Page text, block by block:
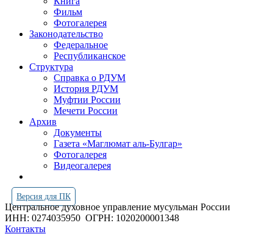
Фильм
Фотогалерея
Законодательство
Федеральное
Республиканское
Структура
Справка о РДУМ
История РДУМ
Муфтии России
Мечети России
Архив
Документы
Газета «Маглюмат аль-Булгар»
Фотогалерея
Видеогалерея
Версия для ПК
Центральное духовное управление мусульман России
ИНН: 0274035950 ОГРН: 1020200001348
Контакты